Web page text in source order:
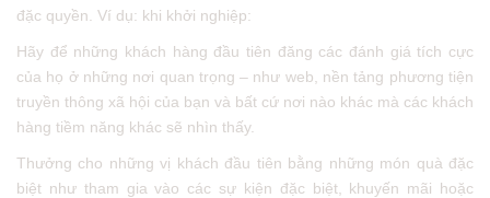
đặc quyền. Ví dụ: khi khởi nghiệp:
Hãy để những khách hàng đầu tiên đăng các đánh giá tích cực
của họ ở những nơi quan trọng – như web, nền tảng phương tiện
truyền thông xã hội của bạn và bất cứ nơi nào khác mà các khách
hàng tiềm năng khác sẽ nhìn thấy.
Thưởng cho những vị khách đầu tiên bằng những món quà đặc
biệt như tham gia vào các sự kiện đặc biệt, khuyến mãi hoặc